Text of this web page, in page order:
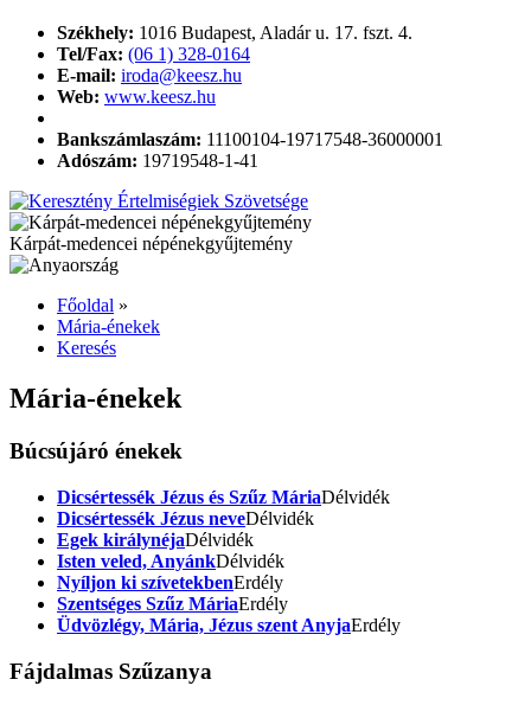
Székhely: 1016 Budapest, Aladár u. 17. fszt. 4.
Tel/Fax: (06 1) 328-0164
E-mail: iroda@keesz.hu
Web: www.keesz.hu
Bankszámlaszám: 11100104-19717548-36000001
Adószám: 19719548-1-41
Kárpát-medencei népénekgyűjtemény
Főoldal »
Mária-énekek
Keresés
Mária-énekek
Búcsújáró énekek
Dicsértessék Jézus és Szűz MáriaDélvidék
Dicsértessék Jézus neveDélvidék
Egek királynéjaDélvidék
Isten veled, AnyánkDélvidék
Nyíljon ki szívetekbenErdély
Szentséges Szűz MáriaErdély
Üdvözlégy, Mária, Jézus szent AnyjaErdély
Fájdalmas Szűzanya